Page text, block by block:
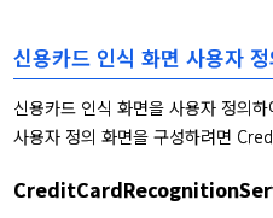
신용카드 인식 화면 사용자 정
신용카드 인식 화면을 사용자 정의
사용자 정의 화면을 구성하려면